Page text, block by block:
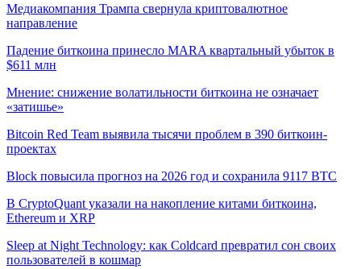
Медиакомпания Трампа свернула криптовалютное
направление
Падение биткоина принесло MARA квартальный убыток в
$611 млн
Мнение: снижение волатильности биткоина не означает
«затишье»
Bitcoin Red Team выявила тысячи проблем в 390 биткоин-
проектах
Block повысила прогноз на 2026 год и сохранила 9117 BTC
В CryptoQuant указали на накопление китами биткоина,
Ethereum и XRP
Sleep at Night Technology: как Coldcard превратил сон своих
пользователей в кошмар